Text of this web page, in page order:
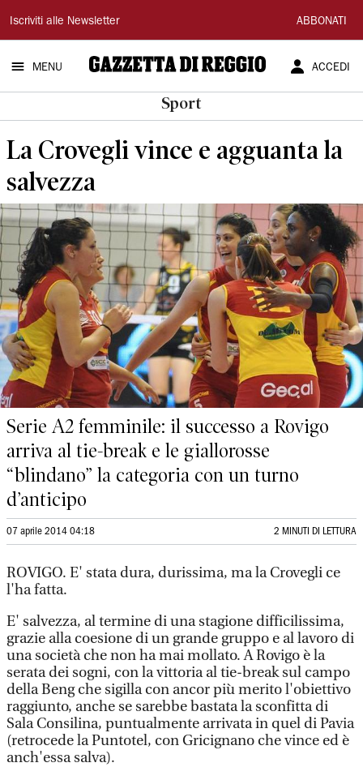
Gazzetta
di
Reggio
Iscriviti alle Newsletter ABBONATI
MENU ACCEDI
Sport
La Crovegli vince e agguanta la
salvezza
Serie A2 femminile: il successo a Rovigo
arriva al tie-break e le giallorosse
“blindano” la categoria con un turno
d’anticipo
07 aprile 2014 04:18 2 MINUTI DI LETTURA
ROVIGO. E' stata dura, durissima, ma la Crovegli ce
l'ha fatta.
E' salvezza, al termine di una stagione difficilissima,
grazie alla coesione di un grande gruppo e al lavoro di
una società che non ha mai mollato. A Rovigo è la
serata dei sogni, con la vittoria al tie-break sul campo
della Beng che sigilla con ancor più merito l'obiettivo
raggiunto, anche se sarebbe bastata la sconfitta di
Sala Consilina, puntualmente arrivata in quel di Pavia
(retrocede la Puntotel, con Gricignano che vince ed è
anch'essa salva).